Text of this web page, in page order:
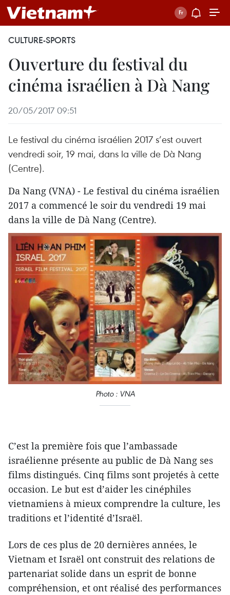
CULTURE-SPORTS
Ouverture du festival du
cinéma israélien à Dà Nang
20/05/2017 09:51
Le festival du cinéma israélien 2017 s’est ouvert
vendredi soir, 19 mai, dans la ville de Dà Nang
(Centre).
Da Nang (VNA) - Le festival du cinéma israélien
2017 a commencé le soir du vendredi 19 mai
dans la ville de Dà Nang (Centre).
Photo : VNA
C’est la première fois que l’ambassade
israélienne présente au public de Dà Nang ses
films distingués. Cinq films sont projetés à cette
occasion. Le but est d’aider les cinéphiles
vietnamiens à mieux comprendre la culture, les
traditions et l’identité d’Israël.
Lors de ces plus de 20 dernières années, le
Vietnam et Israël ont construit des relations de
partenariat solide dans un esprit de bonne
compréhension, et ont ​réalisé des performances